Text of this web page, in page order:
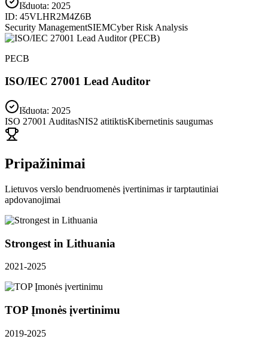
Išduota: 2025
ID: 45VLHR2M4Z6B
Security ManagementSIEMCyber Risk Analysis
PECB
ISO/IEC 27001 Lead Auditor
Išduota: 2025
ISO 27001 AuditasNIS2 atitiktisKibernetinis saugumas
Pripažinimai
Lietuvos verslo bendruomenės įvertinimas ir tarptautiniai
apdovanojimai
Strongest in Lithuania
2021-2025
TOP Įmonės įvertinimu
2019-2025